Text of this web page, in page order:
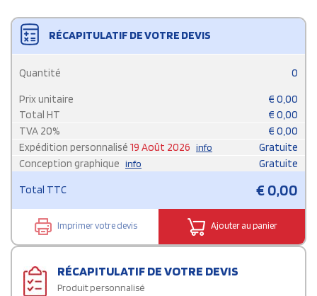
RÉCAPITULATIF DE VOTRE DEVIS
Quantité 0
Prix unitaire € 0,00
Total HT
€ 0,00
TVA 20% € 0,00
Expédition personnalisé 19 Août 2026 info
Gratuite
Conception graphique info Gratuite
Total TTC €0,00
Imprimer votre devis Ajouter au panier
RÉCAPITULATIF DE VOTRE DEVIS
Produit personnalisé